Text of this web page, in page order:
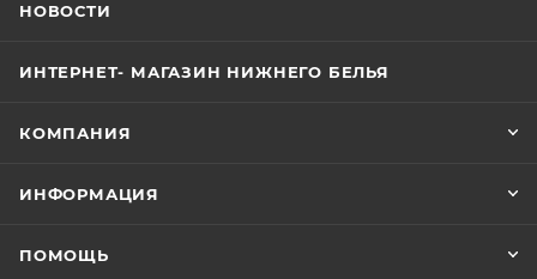
НОВОСТИ
ИНТЕРНЕТ- МАГАЗИН НИЖНЕГО БЕЛЬЯ
КОМПАНИЯ
ИНФОРМАЦИЯ
ПОМОЩЬ